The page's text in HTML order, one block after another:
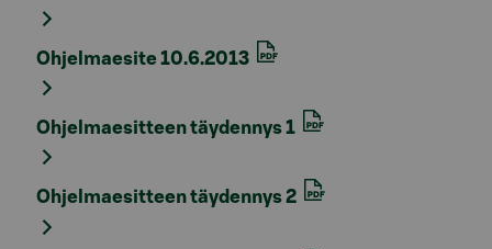
Ohjelmaesite 10.6.2013
Ohjelmaesitteen täydennys 1
Ohjelmaesitteen täydennys 2